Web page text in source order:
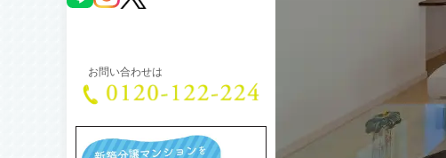
お問い合わせは